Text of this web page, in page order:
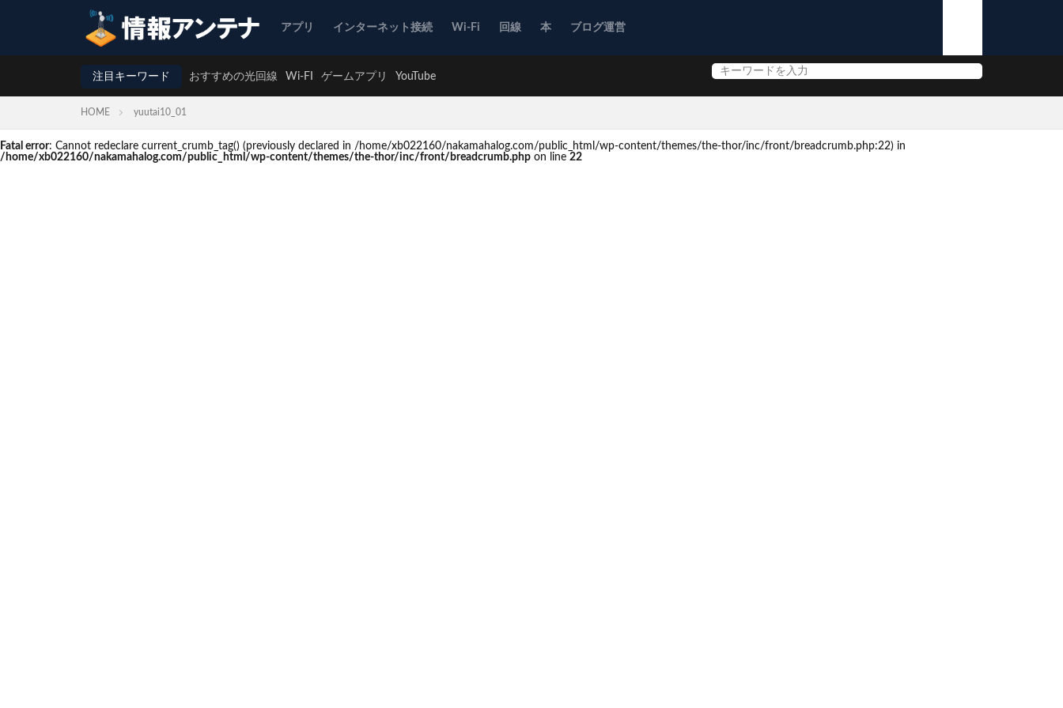
アプリ インターネット接続 Wi-Fi 回線 本 ブログ運営
注目キーワード おすすめの光回線 Wi-FI ゲームアプリ YouTube
HOME yuutai10_01
Fatal error: Cannot redeclare current_crumb_tag() (previously declared in /home/xb022160/nakamahalog.com/public_html/wp-content/themes/the-thor/inc/front/breadcrumb.php:22) in
/home/xb022160/nakamahalog.com/public_html/wp-content/themes/the-thor/inc/front/breadcrumb.php on line 22